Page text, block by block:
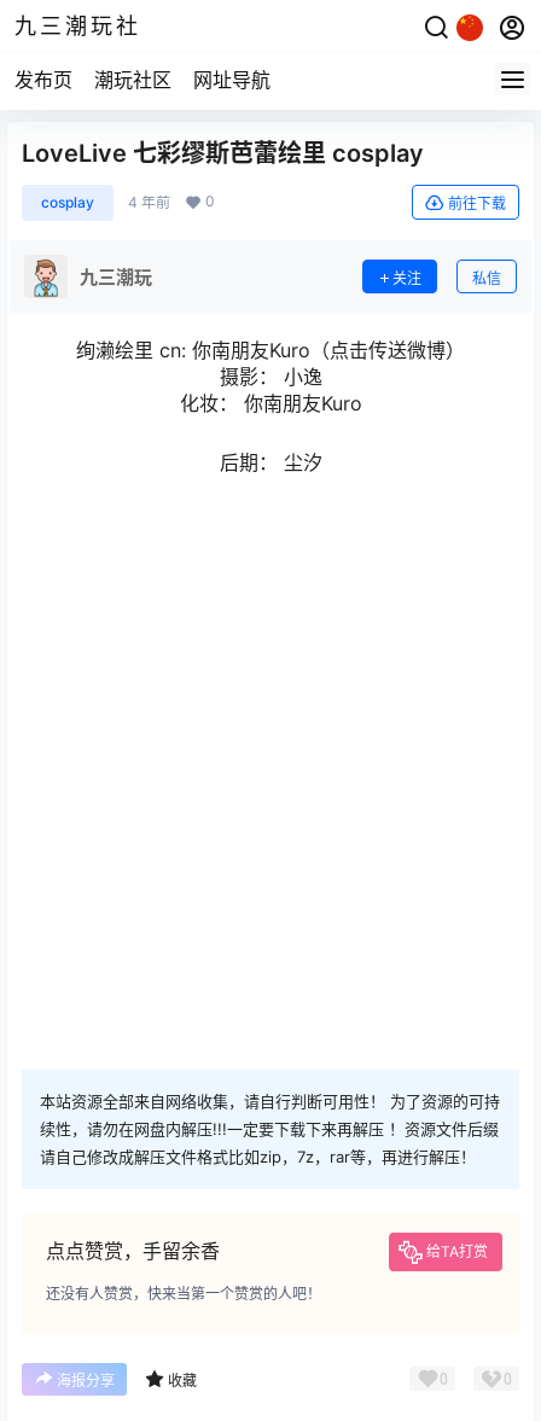
九三潮玩社
发布页 潮玩社区 网址导航
LoveLive 七彩缪斯芭蕾绘里 cosplay
cosplay 4 年前 0 前往下载
九三潮玩 关注 私信
绚濑绘里 cn: 你南朋友Kuro（点击传送微博）
摄影： 小逸
化妆： 你南朋友Kuro
后期： 尘汐
本站资源全部来自网络收集，请自行判断可用性！ 为了资源的可持
续性，请勿在网盘内解压!!!一定要下载下来再解压 ！资源文件后缀
请自己修改成解压文件格式比如zip，7z，rar等，再进行解压！
点点赞赏，手留余香 给TA打赏
还没有人赞赏，快来当第一个赞赏的人吧！
海报分享 收藏 0 0